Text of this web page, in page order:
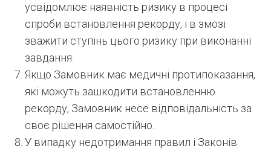
усвідомлює наявність ризику в процесі
спроби встановлення рекорду, і в змозі
зважити ступінь цього ризику при виконанні
завдання.
Якщо Замовник має медичні протипоказання,
які можуть зашкодити встановленню
рекорду, Замовник несе відповідальність за
своє рішення самостійно.
У випадку недотримання правил і Законів